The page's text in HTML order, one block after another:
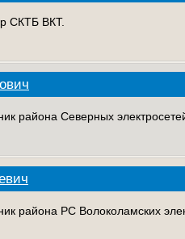
СКТБ ВКТ.
района Северных
района РС Волоколамских